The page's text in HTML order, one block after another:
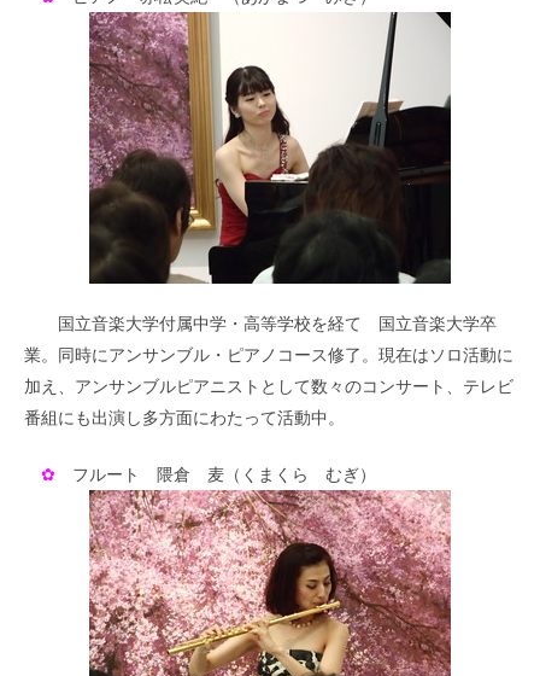
国立音楽大学付属中学・高等学校を経て 国立音楽大学卒
業。同時にアンサンブル・ピアノコース修了。現在はソロ活動に
加え、アンサンブルピアニストとして数々のコンサート、テレビ
番組にも出演し多方面にわたって活動中。
✿ フルート 隈倉 麦（くまくら むぎ）